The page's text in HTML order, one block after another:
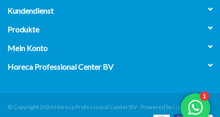
Kundendienst
Produkte
Mein Konto
Horeca Professional Center BV
© Copyright 2026 Horeca Professional Center BV - Powered by Lightspeed